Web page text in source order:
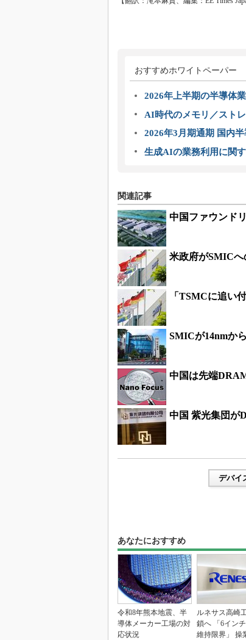
おすすめホワイトペーパー
2026年上半期の半導体
AI時代のメモリ／スト
2026年3月期通期 国内
生成AIの業務利用に関
関連記事
中国ファウンド
米政府がSMIC
「TSMCに追い
SMICが14nmか
中国は先端
中国 紫光集団が
デバイ
あなたにおすすめ
令和8年熊本地震、半
導体メーカー工場の対
応状況
ルネサス高崎
鎖へ 「6イン
維持限界」 操